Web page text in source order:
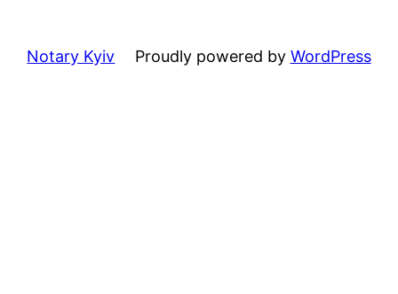
Notary Kyiv Proudly powered by WordPress